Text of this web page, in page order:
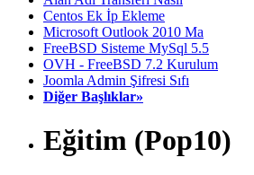
Centos Ek İp Ekleme
Microsoft Outlook 2010 Ma
FreeBSD Sisteme MySql 5.5
OVH - FreeBSD 7.2 Kurulum
Joomla Admin Şifresi Sıfı
Diğer Başlıklar»
Eğitim (Pop10)